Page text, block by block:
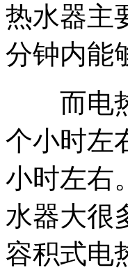
热水器主
分钟内能
而电热
个小时左
小时左右
水器大很
容积式电